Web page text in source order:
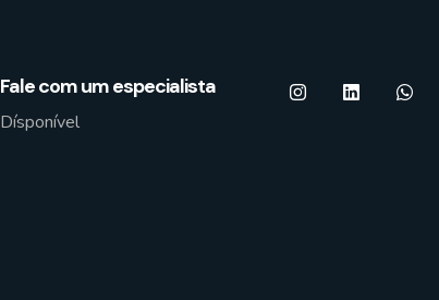
Fale com um especialista
Dísponível